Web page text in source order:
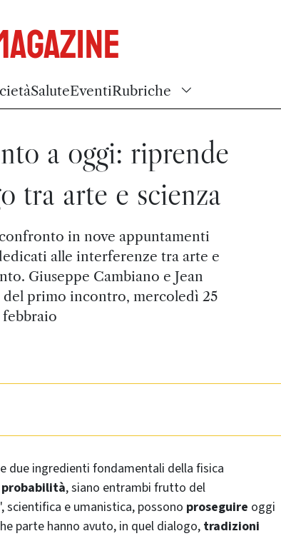
SaluteEventiRubriche
a oggi: riprende
tra arte e scienza
in nove appuntamenti
alle interferenze tra arte e
Giuseppe Cambiano e Jean
primo incontro, mercoledì 25
febbraio
due ingredienti fondamentali della fisica
probabilità, siano entrambi frutto del
scientifica e umanistica, possono proseguire oggi
parte hanno avuto, in quel dialogo, tradizioni